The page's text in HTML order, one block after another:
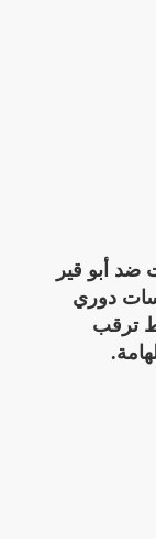
ضد أبو قير
دوري
26 مارس 2026 وسط ترقب